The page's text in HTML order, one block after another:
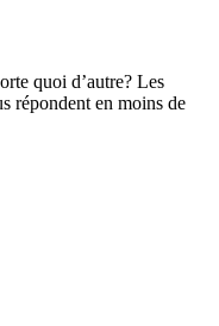
quoi d’autre? Les
répondent en moins de